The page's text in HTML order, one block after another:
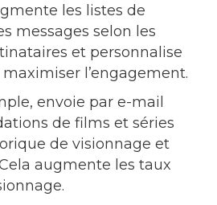
les listes de
messages selon les
et personnalise
l’engagement.
envoie par e-mail
de films et séries
de visionnage et
augmente les taux